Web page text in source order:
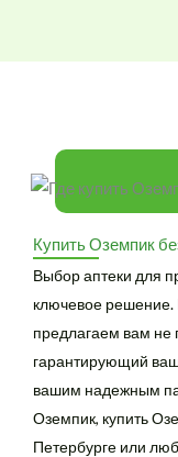
Купить Оземпик
Выбор аптеки для
ключевое решение.
предлагаем вам не
гарантирующий
вашим надежным
Оземпик, купить
Петербурге или